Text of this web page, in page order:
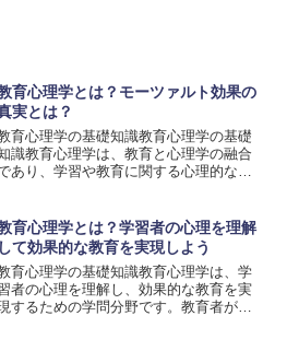
育心理学とは？モーツァルト効果の
実とは？
育心理学の基礎知識教育心理学の基礎
識教育心理学は、教育と心理学の融合
あり、学習や教育に関する心理的な要
、学習者の心理的な特性やニーズを理
解し、適切な教育方法を提...
育心理学とは？学習者の心理を理解
して効果的な教育を実現しよう
育心理学の基礎知識教育心理学は、学
者の心理を理解し、効果的な教育を実
するための学問分野です。教育者が学